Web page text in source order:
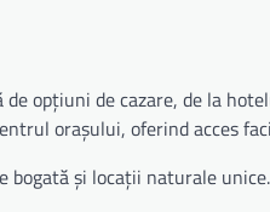
de opțiuni de cazare, de la
orașului, oferind acces
bogată și locații naturale